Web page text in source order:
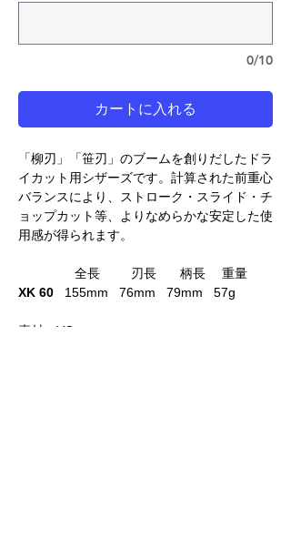
0/10
カートに入れる
「柳刃」「笹刃」のブームを創りだしたドラ
イカット用シザーズです。計算された前重心
バランスにより、ストローク・スライド・チ
ョップカット等、よりなめらかな安定した使
用感が得られます。
全長 刃長 柄長 重量
XK 60 155mm 76mm 79mm 57g
素材：VG